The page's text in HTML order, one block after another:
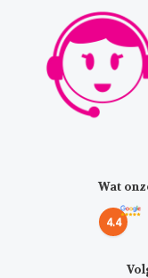
Wat
4.4